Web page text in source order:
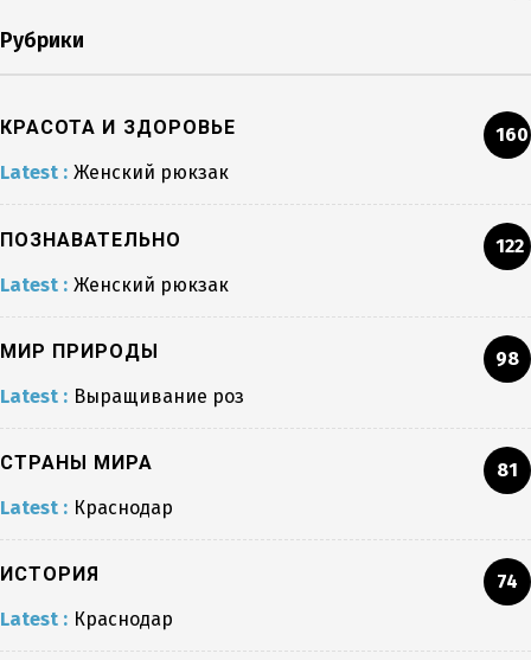
Рубрики
КРАСОТА И ЗДОРОВЬЕ
160
Latest : Женский рюкзак
ПОЗНАВАТЕЛЬНО
122
Latest : Женский рюкзак
МИР ПРИРОДЫ
98
Latest : Выращивание роз
СТРАНЫ МИРА
81
Latest : Краснодар
ИСТОРИЯ
74
Latest : Краснодар